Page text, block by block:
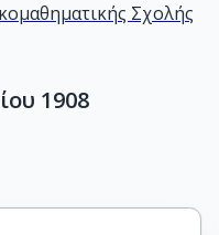
Σχολής
1908